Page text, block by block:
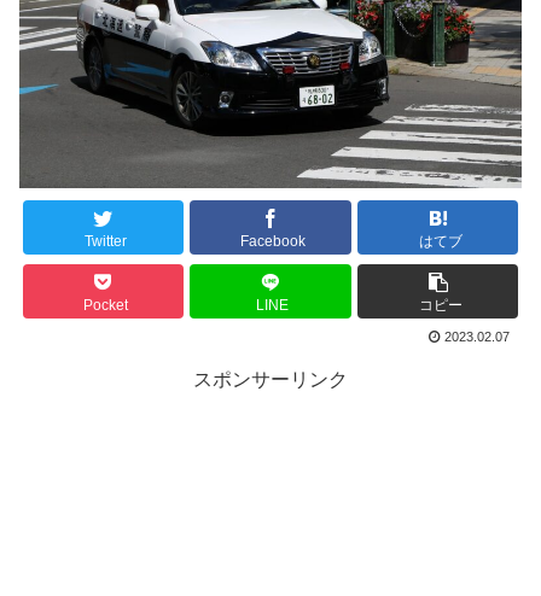
Twitter Facebook はてブ
Pocket LINE コピー
2023.02.07
スポンサーリンク